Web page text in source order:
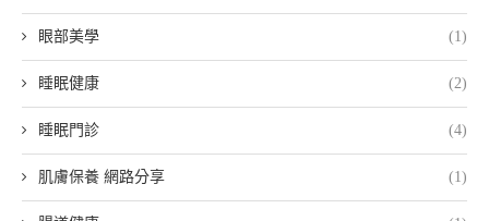
眼部美學 (1)
睡眠健康 (2)
睡眠門診 (4)
肌膚保養 網路分享 (1)